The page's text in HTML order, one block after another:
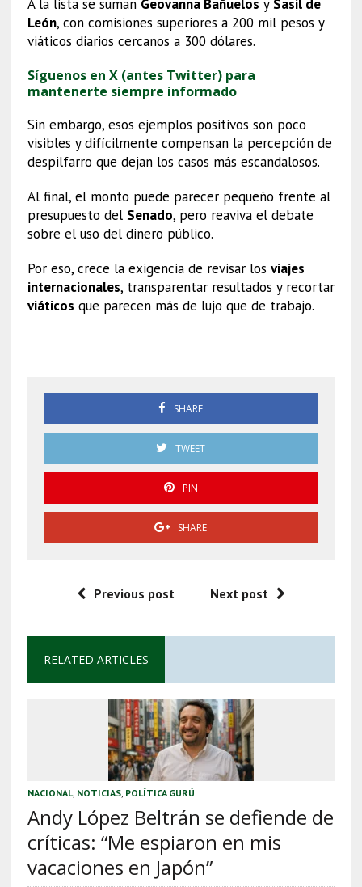
A la lista se suman Geovanna Bañuelos y Sasil de
León, con comisiones superiores a 200 mil pesos y
viáticos diarios cercanos a 300 dólares.
Síguenos en X (antes Twitter) para
mantenerte siempre informado
Sin embargo, esos ejemplos positivos son poco
visibles y difícilmente compensan la percepción de
despilfarro que dejan los casos más escandalosos.
Al final, el monto puede parecer pequeño frente al
presupuesto del Senado, pero reaviva el debate
sobre el uso del dinero público.
Por eso, crece la exigencia de revisar los viajes
internacionales, transparentar resultados y recortar
viáticos que parecen más de lujo que de trabajo.
SHARE
TWEET
PIN
SHARE
Previous post Next post
RELATED ARTICLES
NACIONAL, NOTICIAS, POLÍTICA GURÚ
Andy López Beltrán se defiende de
críticas: “Me espiaron en mis
vacaciones en Japón”